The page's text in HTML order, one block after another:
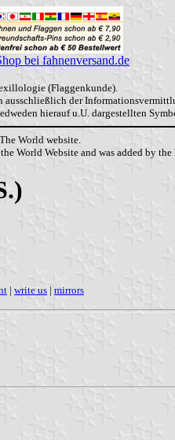
bei fahnenversand.de
(Flaggenkunde).
der
hierauf u.U. dargestellten
World website.
World Website and was added by
| write us | mirrors